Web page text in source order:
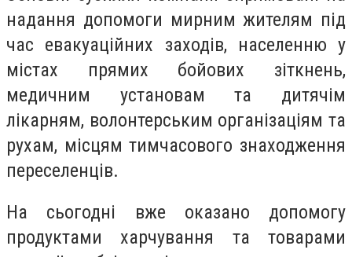
надання допомоги мирним жителям під
час евакуаційних заходів, населенню у
містах прямих бойових зіткнень,
медичним установам та дитячім
лікарням, волонтерським організаціям та
рухам, місцям тимчасового знаходження
переселенців.
На сьогодні вже оказано допомогу
продуктами харчування та товарами